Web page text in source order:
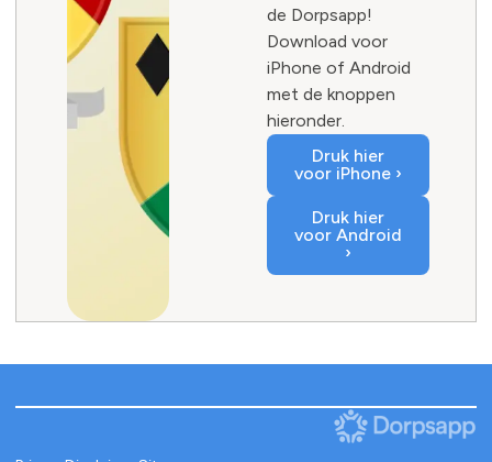
de Dorpsapp!
Download voor
iPhone of Android
met de knoppen
hieronder.
Druk hier
voor iPhone ›
Druk hier
voor Android
›